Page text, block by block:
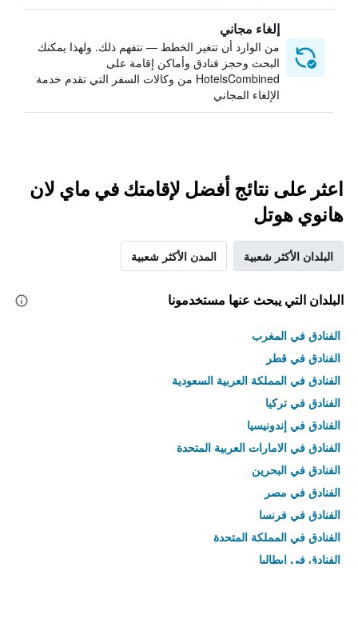
إلغاء مجاني
من الوارد أن تتغير الخطط — نتفهم ذلك. ولهذا يمكنك
البحث وحجز فنادق وأماكن إقامة على
HotelsCombined من وكالات السفر التي تقدم خدمة
الإلغاء المجاني
اعثر على نتائج أفضل لإقامتك في ماي لان
هانوي هوتل
البلدان الأكثر شعبية المدن الأكثر شعبية
البلدان التي يبحث عنها مستخدمونا
الفنادق في المغرب
الفنادق في قطر
الفنادق في المملكة العربية السعودية
الفنادق في تركيا
الفنادق في إندونيسيا
الفنادق في الامارات العربية المتحدة
الفنادق في البحرين
الفنادق في مصر
الفنادق في فرنسا
الفنادق في المملكة المتحدة
الفنادق في إيطاليا